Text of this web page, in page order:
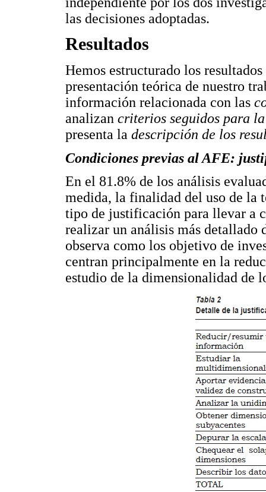
las decisiones adoptadas.
Resultados
Hemos estructurado los
presentación teórica de nuestro
información relacionada con las
analizan criterios seguidos para
presenta la descripción de los
Condiciones previas al AFE:
En el 81.8% de los análisis
medida, la finalidad del uso de la
tipo de justificación para llevar a
realizar un análisis más
observa como los objetivo de
centran principalmente en la
estudio de la dimensionalidad de